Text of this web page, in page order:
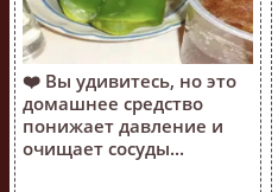
❤️ Вы удивитесь, но это
домашнее средство
понижает давление и
очищает сосуды...